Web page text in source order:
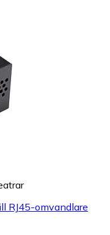
RJ45-omvandlare